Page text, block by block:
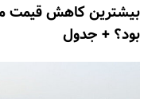
بیشترین کاهش قیمت
بود؟ + جدول